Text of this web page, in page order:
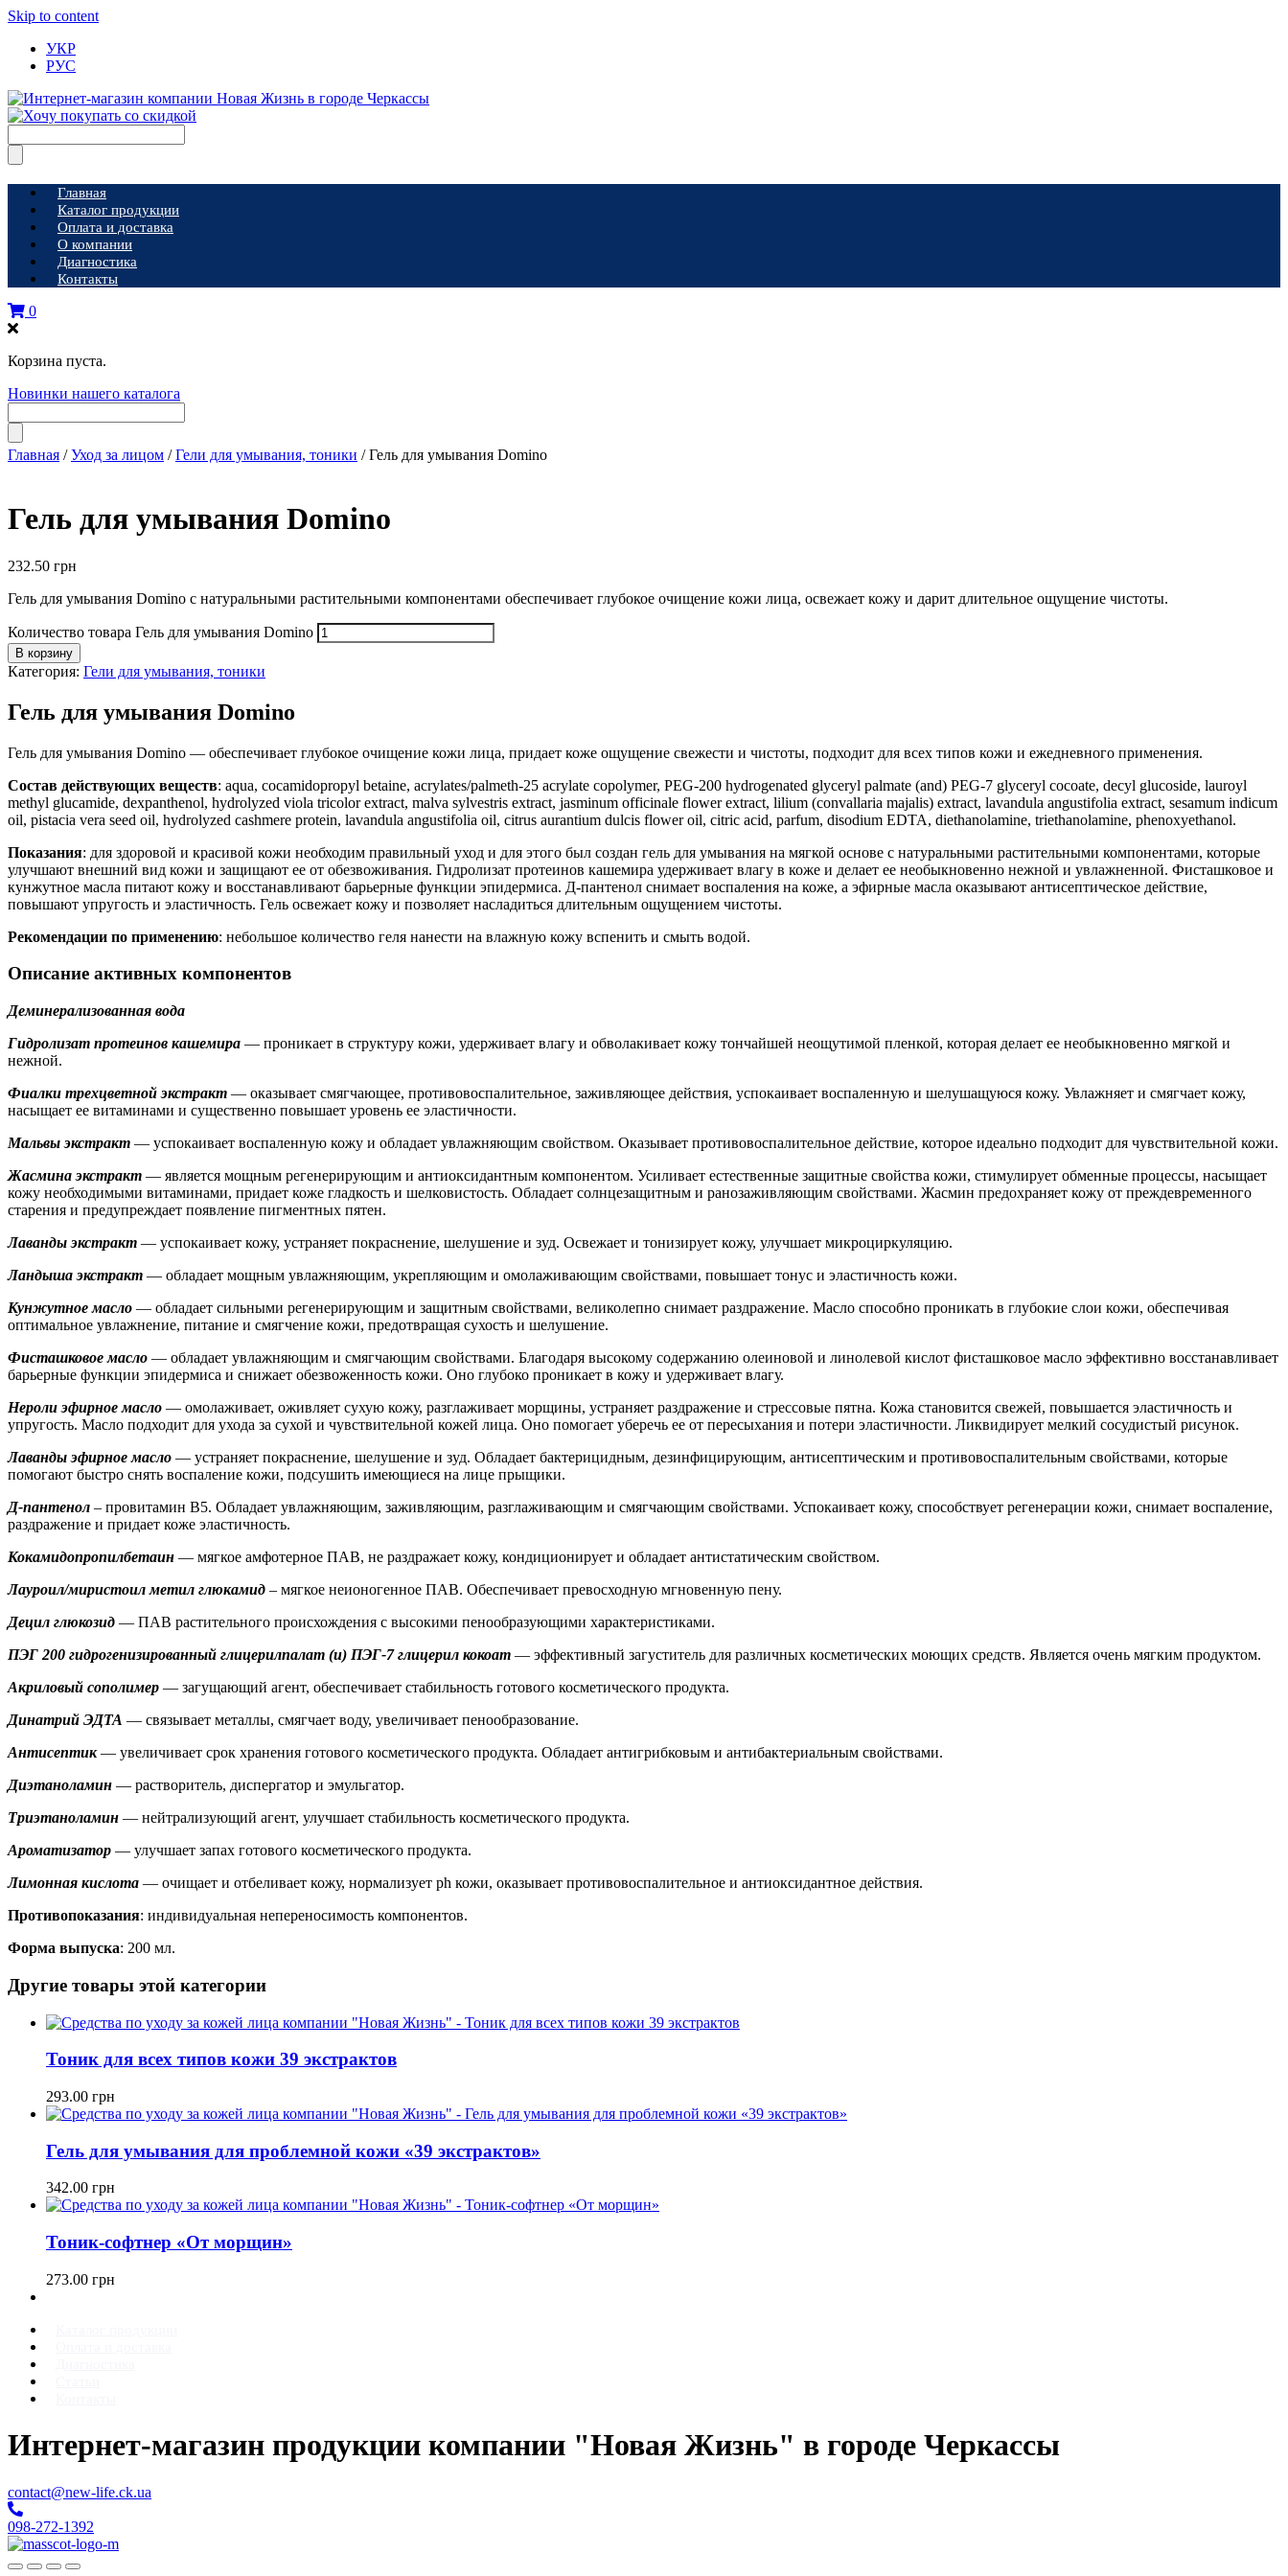
Skip to content
УКР
РУС
Главная
Каталог продукции
Оплата и доставка
О компании
Диагностика
Контакты
0
Корзина пуста.
Новинки нашего каталога
Главная /Уход за лицом /Гели для умывания, тоники / Гель для умывания Domino
Гель для умывания Domino
232.50 грн
Гель для умывания Domino с натуральными растительными компонентами обеспечивает глубокое очищение кожи лица, освежает кожу и дарит длительное ощущение чистоты.
Количество товара Гель для умывания Domino
В корзину
Категория: Гели для умывания, тоники
Гель для умывания Domino
Гель для умывания Domino — обеспечивает глубокое очищение кожи лица, придает коже ощущение свежести и чистоты, подходит для всех типов кожи и ежедневного применения.
Состав действующих веществ: aqua, cocamidopropyl betaine, acrylates/palmeth-25 acrylate copolymer, PEG-200 hydrogenated glyceryl palmate (and) PEG-7 glyceryl cocoate, decyl glucoside, lauroyl
methyl glucamide, dexpanthenol, hydrolyzed viola tricolor extract, malva sylvestris extract, jasminum officinale flower extract, lilium (convallaria majalis) extract, lavandula angustifolia extract, sesamum indicum
oil, pistacia vera seed oil, hydrolyzed cashmere protein, lavandula angustifolia oil, citrus aurantium dulcis flower oil, citric acid, parfum, disodium EDTA, diethanolamine, triethanolamine, phenoxyethanol.
Показания: для здоровой и красивой кожи необходим правильный уход и для этого был создан гель для умывания на мягкой основе с натуральными растительными компонентами, которые
улучшают внешний вид кожи и защищают ее от обезвоживания. Гидролизат протеинов кашемира удерживает влагу в коже и делает ее необыкновенно нежной и увлажненной. Фисташковое и
кунжутное масла питают кожу и восстанавливают барьерные функции эпидермиса. Д-пантенол снимает воспаления на коже, а эфирные масла оказывают антисептическое действие,
повышают упругость и эластичность. Гель освежает кожу и позволяет насладиться длительным ощущением чистоты.
Рекомендации по применению: небольшое количество геля нанести на влажную кожу вспенить и смыть водой.
Описание активных компонентов
Деминерализованная вода
Гидролизат протеинов кашемира — проникает в структуру кожи, удерживает влагу и обволакивает кожу тончайшей неощутимой пленкой, которая делает ее необыкновенно мягкой и
нежной.
Фиалки трехцветной экстракт — оказывает смягчающее, противовоспалительное, заживляющее действия, успокаивает воспаленную и шелушащуюся кожу. Увлажняет и смягчает кожу,
насыщает ее витаминами и существенно повышает уровень ее эластичности.
Мальвы экстракт — успокаивает воспаленную кожу и обладает увлажняющим свойством. Оказывает противовоспалительное действие, которое идеально подходит для чувствительной кожи.
Жасмина экстракт — является мощным регенерирующим и антиоксидантным компонентом. Усиливает естественные защитные свойства кожи, стимулирует обменные процессы, насыщает
кожу необходимыми витаминами, придает коже гладкость и шелковистость. Обладает солнцезащитным и ранозаживляющим свойствами. Жасмин предохраняет кожу от преждевременного
старения и предупреждает появление пигментных пятен.
Лаванды экстракт — успокаивает кожу, устраняет покраснение, шелушение и зуд. Освежает и тонизирует кожу, улучшает микроциркуляцию.
Ландыша экстракт — обладает мощным увлажняющим, укрепляющим и омолаживающим свойствами, повышает тонус и эластичность кожи.
Кунжутное масло — обладает сильными регенерирующим и защитным свойствами, великолепно снимает раздражение. Масло способно проникать в глубокие слои кожи, обеспечивая
оптимальное увлажнение, питание и смягчение кожи, предотвращая сухость и шелушение.
Фисташковое масло — обладает увлажняющим и смягчающим свойствами. Благодаря высокому содержанию олеиновой и линолевой кислот фисташковое масло эффективно восстанавливает
барьерные функции эпидермиса и снижает обезвоженность кожи. Оно глубоко проникает в кожу и удерживает влагу.
Нероли эфирное масло — омолаживает, оживляет сухую кожу, разглаживает морщины, устраняет раздражение и стрессовые пятна. Кожа становится свежей, повышается эластичность и
упругость. Масло подходит для ухода за сухой и чувствительной кожей лица. Оно помогает уберечь ее от пересыхания и потери эластичности. Ликвидирует мелкий сосудистый рисунок.
Лаванды эфирное масло — устраняет покраснение, шелушение и зуд. Обладает бактерицидным, дезинфицирующим, антисептическим и противовоспалительным свойствами, которые
помогают быстро снять воспаление кожи, подсушить имеющиеся на лице прыщики.
Д-пантенол – провитамин В5. Обладает увлажняющим, заживляющим, разглаживающим и смягчающим свойствами. Успокаивает кожу, способствует регенерации кожи, снимает воспаление,
раздражение и придает коже эластичность.
Кокамидопропилбетаин — мягкое амфотерное ПАВ, не раздражает кожу, кондиционирует и обладает антистатическим свойством.
Лауроил/миристоил метил глюкамид – мягкое неионогенное ПАВ. Обеспечивает превосходную мгновенную пену.
Децил глюкозид — ПАВ растительного происхождения с высокими пенообразующими характеристиками.
ПЭГ 200 гидрогенизированный глицерилпалат (и) ПЭГ-7 глицерил кокоат — эффективный загуститель для различных косметических моющих средств. Является очень мягким продуктом.
Акриловый сополимер — загущающий агент, обеспечивает стабильность готового косметического продукта.
Динатрий ЭДТА — связывает металлы, смягчает воду, увеличивает пенообразование.
Антисептик— увеличивает срок хранения готового косметического продукта. Обладает антигрибковым и антибактериальным свойствами.
Диэтаноламин — растворитель, диспергатор и эмульгатор.
Триэтаноламин — нейтрализующий агент, улучшает стабильность косметического продукта.
Ароматизатор — улучшает запах готового косметического продукта.
Лимонная кислота — очищает и отбеливает кожу, нормализует ph кожи, оказывает противовоспалительное и антиоксидантное действия.
Противопоказания: индивидуальная непереносимость компонентов.
Форма выпуска: 200 мл.
Другие товары этой категории
Тоник для всех типов кожи 39 экстрактов
293.00 грн
Гель для умывания для проблемной кожи «39 экстрактов»
342.00 грн
Тоник-софтнер «От морщин»
273.00 грн
Интернет-магазин продукции компании "Новая Жизнь" в городе Черкассы
contact@new-life.ck.ua
098-272-1392